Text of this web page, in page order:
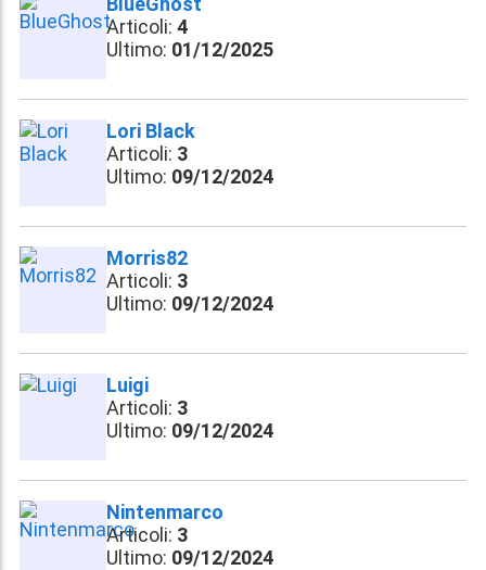
Articoli: 4
Ultimo: 01/12/2025
Lori Black
Articoli: 3
Ultimo: 09/12/2024
Morris82
Articoli: 3
Ultimo: 09/12/2024
Luigi
Articoli: 3
Ultimo: 09/12/2024
Nintenmarco
Articoli: 3
Ultimo: 09/12/2024